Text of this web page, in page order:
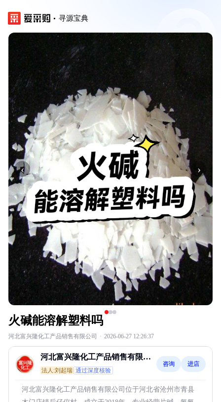
寻源宝典
‹ ›
火碱能溶解塑料吗
河北富兴隆化工产品销售有限公司 · 2026-06-27 12:26:37
河北富兴隆化工产品销售有限公
司
法人:刘起瑞 通过深度核验
咨询 进店
河北富兴隆化工产品销售有限公司位于河北省沧州市青县